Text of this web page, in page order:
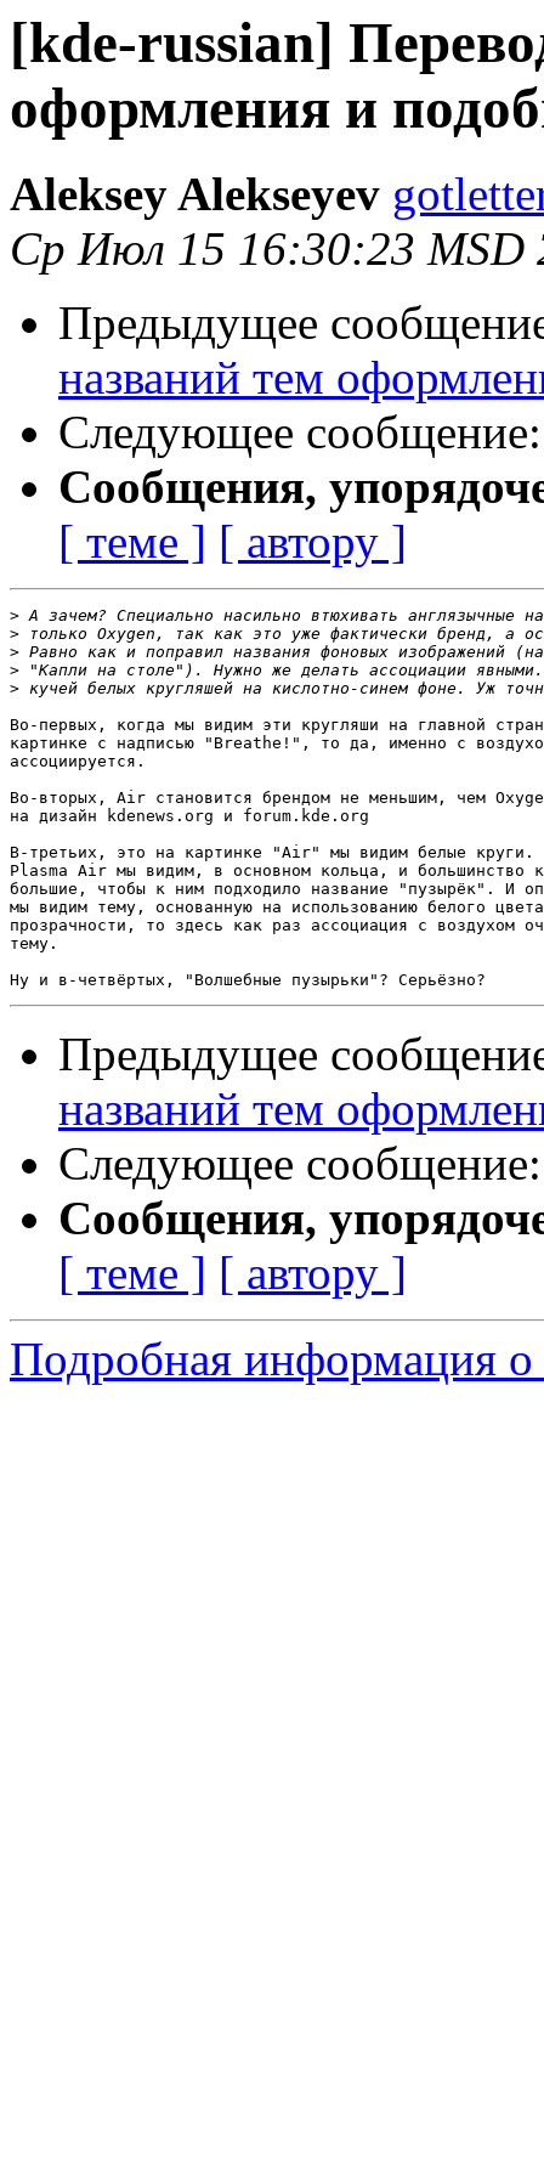
[kde-russian]
оформления и
Aleksey Alekseyev
Ср Июл 15 16:30:23 MSD
Предыдущее
названий тем
Следующее
Сообщения,
[ теме ] [ автору ]
>
>
>
>
>
Во-первых, когда мы видим эти кругляши на главной
картинке с надписью "Breathe!", то да, именно с
ассоциируется.
Во-вторых, Air становится брендом не меньшим, чем
на дизайн kdenews.org и forum.kde.org
В-третьих, это на картинке "Air" мы видим белые круги.
Plasma Air мы видим, в основном кольца, и большинство
большие, чтобы к ним подходило название "пузырёк". И
мы видим тему, основанную на использованию белого
прозрачности, то здесь как раз ассоциация с воздухом
тему.
Предыдущее
названий тем
Следующее
Сообщения,
[ теме ] [ автору ]
Подробная информация о